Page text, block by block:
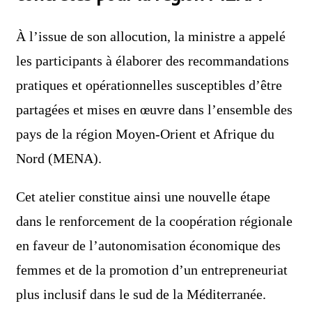
À l’issue de son allocution, la ministre a appelé
les participants à élaborer des recommandations
pratiques et opérationnelles susceptibles d’être
partagées et mises en œuvre dans l’ensemble des
pays de la région Moyen-Orient et Afrique du
Nord (MENA).
Cet atelier constitue ainsi une nouvelle étape
dans le renforcement de la coopération régionale
en faveur de l’autonomisation économique des
femmes et de la promotion d’un entrepreneuriat
plus inclusif dans le sud de la Méditerranée.